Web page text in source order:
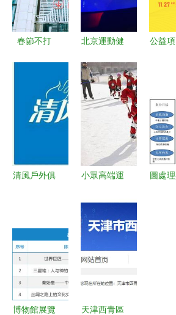
春節不打
春節營業時
間出爐，為
北京運動健
爾夫與危險
運動項目的
公益
運動
選
清風戶外俱
險認知與安
全指南
小眾高端運
秘高利潤經
營項目的商
業邏輯——
極限運動為
圖處
博物館展覽 天津西青區